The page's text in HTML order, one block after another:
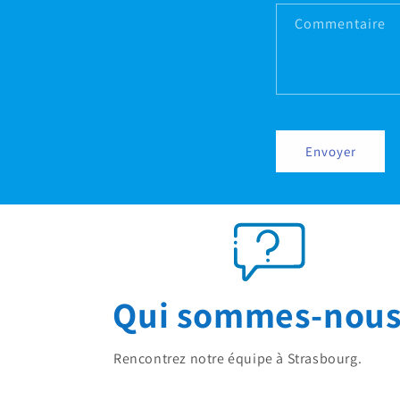
Commentaire
Envoyer
Qui sommes-
Rencontrez notre équipe à Strasbourg.